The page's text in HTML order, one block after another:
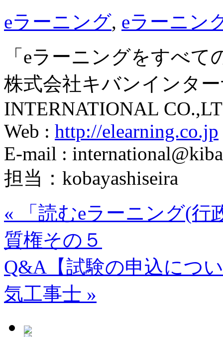
eラーニング, eラーニン
「eラーニングをすべて
株式会社キバンインタ
INTERNATIONAL
Web : http://elearning.co.jp
E-mail :
担当：kobayashiseira
« 「読むeラーニング(行
質権その５
Q&A【試験の申込につ
気工事士 »